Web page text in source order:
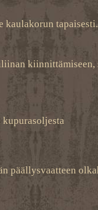
kiinnittämiseen,
päällysvaatteen